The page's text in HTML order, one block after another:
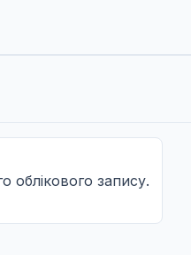
облікового запису.